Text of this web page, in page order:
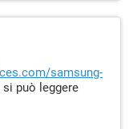
samsung-
si può leggere